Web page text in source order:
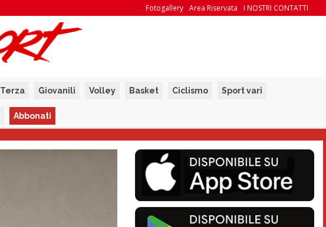
I NOSTRI CONTATTI
Area Riservata
Fotogallery
Terza Giovanili Volley Basket Ciclismo Sport vari
Abbonati